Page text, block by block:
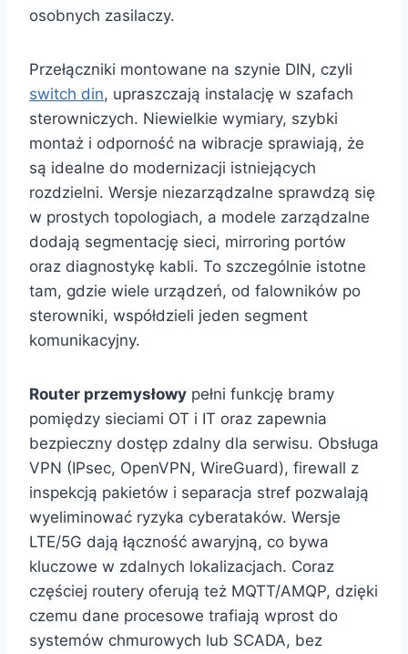
osobnych zasilaczy.
Przełączniki montowane na szynie DIN, czyli
switch din, upraszczają instalację w szafach
sterowniczych. Niewielkie wymiary, szybki
montaż i odporność na wibracje sprawiają, że
są idealne do modernizacji istniejących
rozdzielni. Wersje niezarządzalne sprawdzą się
w prostych topologiach, a modele zarządzalne
dodają segmentację sieci, mirroring portów
oraz diagnostykę kabli. To szczególnie istotne
tam, gdzie wiele urządzeń, od falowników po
sterowniki, współdzieli jeden segment
komunikacyjny.
Router przemysłowy pełni funkcję bramy
pomiędzy sieciami OT i IT oraz zapewnia
bezpieczny dostęp zdalny dla serwisu. Obsługa
VPN (IPsec, OpenVPN, WireGuard), firewall z
inspekcją pakietów i separacja stref pozwalają
wyeliminować ryzyka cyberataków. Wersje
LTE/5G dają łączność awaryjną, co bywa
kluczowe w zdalnych lokalizacjach. Coraz
częściej routery oferują też MQTT/AMQP, dzięki
czemu dane procesowe trafiają wprost do
systemów chmurowych lub SCADA, bez